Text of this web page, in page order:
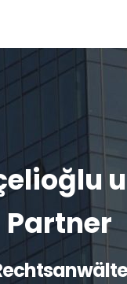
Partner